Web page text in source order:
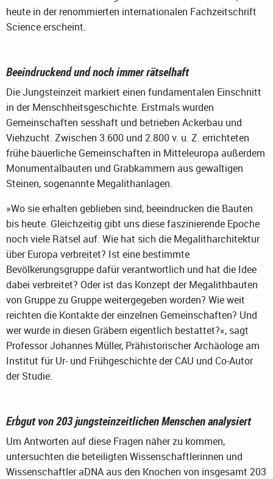
heute in der renommierten internationalen Fachzeitschrift
Science erscheint.
Beeindruckend und noch immer rätselhaft
Die Jungsteinzeit markiert einen fundamentalen Einschnitt
in der Menschheitsgeschichte. Erstmals wurden
Gemeinschaften sesshaft und betrieben Ackerbau und
Viehzucht. Zwischen 3.600 und 2.800 v. u. Z. errichteten
frühe bäuerliche Gemeinschaften in Mitteleuropa außerdem
Monumentalbauten und Grabkammern aus gewaltigen
Steinen, sogenannte Megalithanlagen.
»Wo sie erhalten geblieben sind, beeindrucken die Bauten
bis heute. Gleichzeitig gibt uns diese faszinierende Epoche
noch viele Rätsel auf. Wie hat sich die Megalitharchitektur
über Europa verbreitet? Ist eine bestimmte
Bevölkerungsgruppe dafür verantwortlich und hat die Idee
dabei verbreitet? Oder ist das Konzept der Megalithbauten
von Gruppe zu Gruppe weitergegeben worden? Wie weit
reichten die Kontakte der einzelnen Gemeinschaften? Und
wer wurde in diesen Gräbern eigentlich bestattet?«, sagt
Professor Johannes Müller, Prähistorischer Archäologe am
Institut für Ur- und Frühgeschichte der CAU und Co-Autor
der Studie.
Erbgut von 203 jungsteinzeitlichen Menschen analysiert
Um Antworten auf diese Fragen näher zu kommen,
untersuchten die beteiligten Wissenschaftlerinnen und
Wissenschaftler aDNA aus den Knochen von insgesamt 203